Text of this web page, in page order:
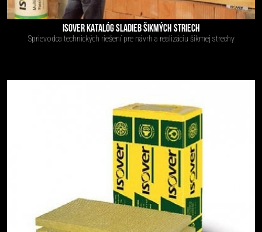
ISOVER KATALÓG SLADIEB ŠIKMÝCH STRIECH
Sprievodca technických riešení pre návrh a realizáciu šikmej strechy